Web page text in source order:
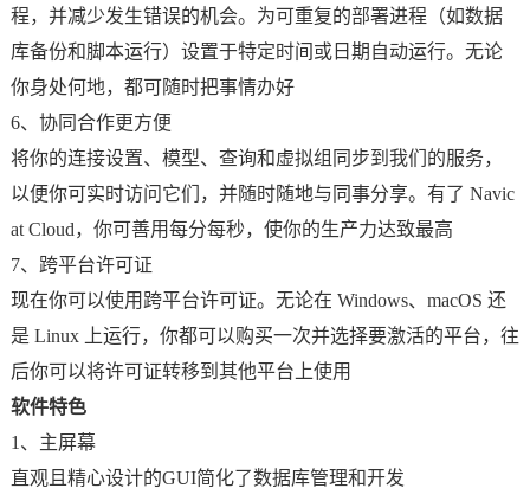
程，并减少发生错误的机会。为可重复的部署进程（如数据
库备份和脚本运行）设置于特定时间或日期自动运行。无论
你身处何地，都可随时把事情办好
6、协同合作更方便
将你的连接设置、模型、查询和虚拟组同步到我们的服务，
以便你可实时访问它们，并随时随地与同事分享。有了 Navic
at Cloud，你可善用每分每秒，使你的生产力达致最高
7、跨平台许可证
现在你可以使用跨平台许可证。无论在 Windows、macOS 还
是 Linux 上运行，你都可以购买一次并选择要激活的平台，往
后你可以将许可证转移到其他平台上使用
软件特色
1、主屏幕
直观且精心设计的GUI简化了数据库管理和开发